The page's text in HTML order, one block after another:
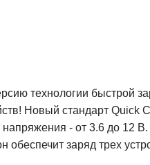
технологии быстрой
Новый стандарт Quick
- от 3.6 до 12
обеспечит заряд трех